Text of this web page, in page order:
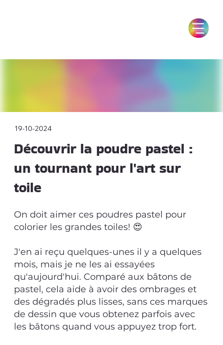
19-10-2024
Découvrir la poudre pastel :
un tournant pour l'art sur
toile
On doit aimer ces poudres pastel pour
colorier les grandes toiles! 😍
J'en ai reçu quelques-unes il y a quelques
mois, mais je ne les ai essayées
qu'aujourd'hui. Comparé aux bâtons de
pastel, cela aide à avoir des ombrages et
des dégradés plus lisses, sans ces marques
de dessin que vous obtenez parfois avec
les bâtons quand vous appuyez trop fort.